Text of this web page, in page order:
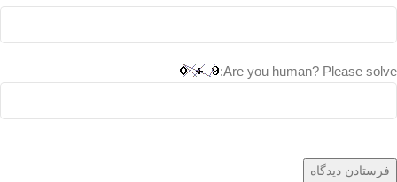
Are you human? Please solve: